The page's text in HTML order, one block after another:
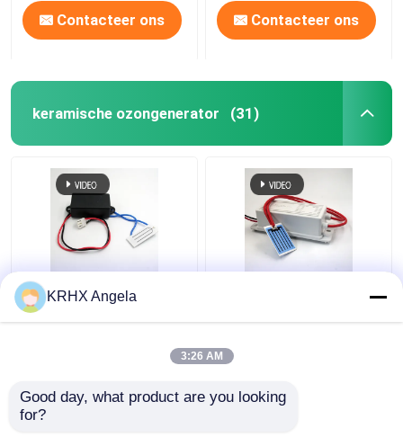
Contacteer ons Contacteer ons
keramische ozongenerator (31)
Draagbare
ozongenerator met
KRHX Ozon Keramische
KRHX Angela
3:26 AM
Good day, what product are you looking
for?